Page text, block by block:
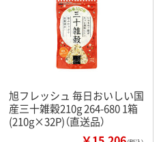
旭フレッシュ 毎日おいしい国
産三十雑穀210g 264-680 1箱
(210g×32P)（直送品）